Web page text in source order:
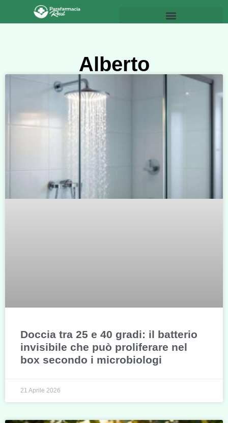
Alberto
Doccia tra 25 e 40 gradi: il batterio
invisibile che può proliferare nel
box secondo i microbiologi
21 Aprile 2026